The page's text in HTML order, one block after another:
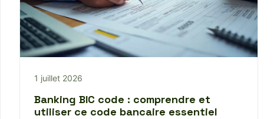
1 juillet 2026
Banking BIC code : comprendre et
utiliser ce code bancaire essentiel